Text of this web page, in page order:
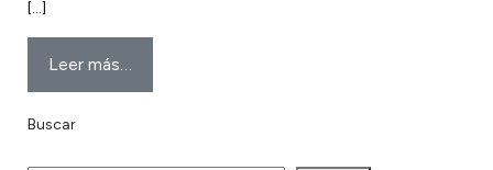
[…]
Leer más…
Buscar